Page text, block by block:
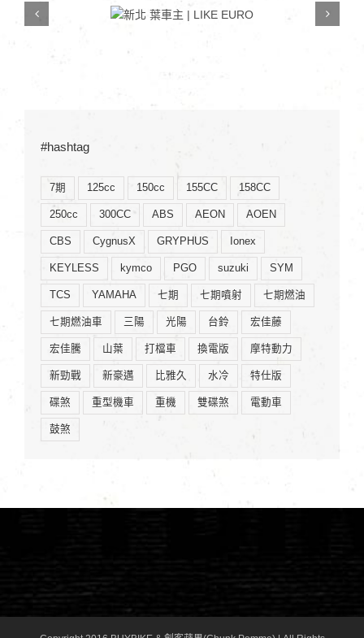
新北 葉車主 | LIKE
#hashtag
7期 125cc 150cc 155CC 158CC
250cc 300CC ABS AEON AOEN
CBS CygnusX GRYPHUS Ionex
KEYLESS kymco PGO suzuki SYM
TCS YAMAHA 七期 七期噴射 七期燃油
七期燃油車 三陽 光陽 台鈴 宏佳藤
宏佳騰 山葉 打檔車 換電版 摩特動力
新勁戰 新豪邁 比雅久 水冷 特仕版
碟煞 重型機車 重機 雙碟煞 電動車
鼓煞